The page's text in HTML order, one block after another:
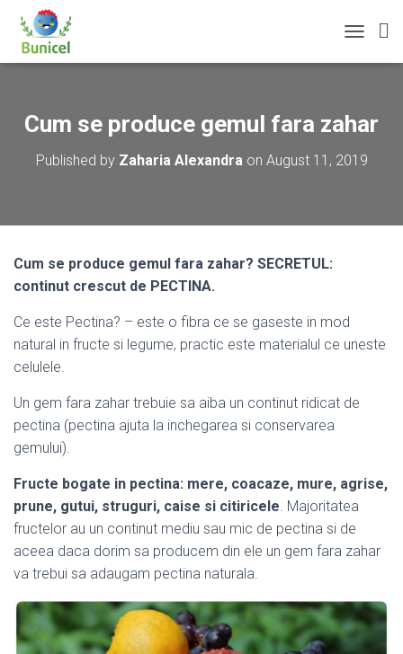
O
E
A
Cum se produce gemul fara zahar
Published by Zaharia Alexandraon August 11, 2019
Cum se produce gemul fara zahar? SECRETUL:
continut crescut de PECTINA.
Ce este Pectina? – este o fibra ce se gaseste in mod
natural in fructe si legume, practic este materialul ce uneste
celulele.
Un gem fara zahar trebuie sa aiba un continut ridicat de
pectina (pectina ajuta la inchegarea si conservarea
gemului).
Fructe bogate in pectina: mere, coacaze, mure, agrise,
prune, gutui, struguri, caise si citiricele. Majoritatea
fructelor au un continut mediu sau mic de pectina si de
aceea daca dorim sa producem din ele un gem fara zahar
va trebui sa adaugam pectina naturala.